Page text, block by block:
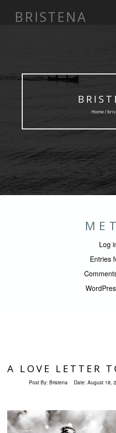
BRISTENA
Home /
Log
Entries
A LOVE LETTER
Post By: Bristena Date: August 18,